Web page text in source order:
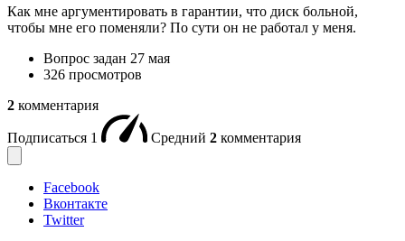
Как мне аргументировать в гарантии, что диск больной,
чтобы мне его поменяли? По сути он не работал у меня.
Вопрос задан 27 мая
326 просмотров
2 комментария
Подписаться 1 Средний 2 комментария
Facebook
Вконтакте
Twitter